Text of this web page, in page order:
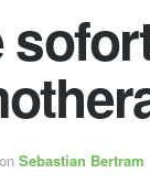
Sebastian Bertram